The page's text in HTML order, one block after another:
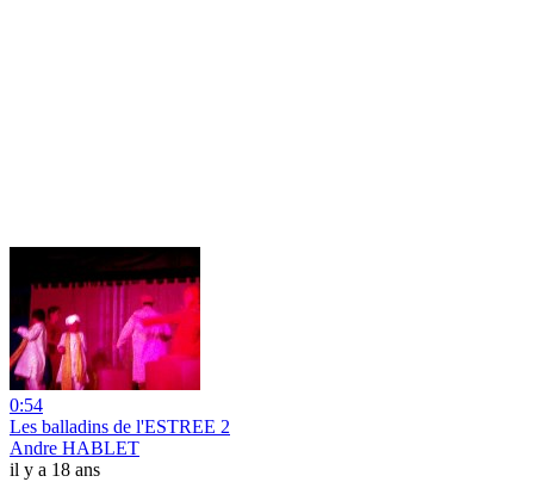
0:54
Les balladins de l'ESTREE 2
Andre HABLET
il y a 18 ans